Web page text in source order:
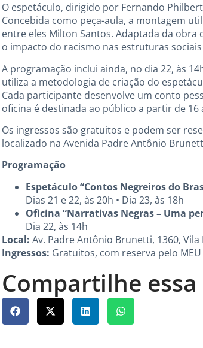
O espetáculo, dirigido por Fernando
Concebida como peça-aula, a montagem
entre eles Milton Santos. Adaptada da obra
o impacto do racismo nas estruturas
A programação inclui ainda, no dia 22, às
utiliza a metodologia de criação do
Cada participante desenvolve um conto
oficina é destinada ao público a partir de 16
Os ingressos são gratuitos e podem ser
localizado na Avenida Padre Antônio
Programação
Espetáculo “Contos Negreiros do
Dias 21 e 22, às 20h • Dia 23, às 18h
Oficina “Narrativas Negras – Uma
Dia 22, às 14h
Local: Av. Padre Antônio Brunetti, 1360, Vila
Ingressos: Gratuitos, com reserva pelo
Compartilhe